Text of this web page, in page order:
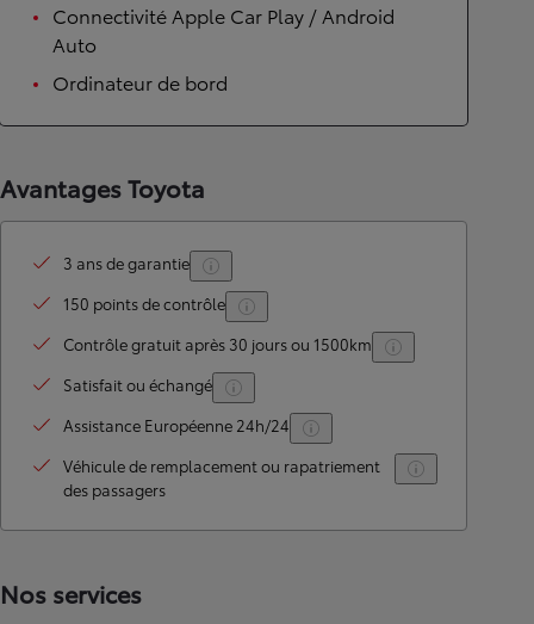
Connectivité Apple Car Play / Android
Auto
Ordinateur de bord
Avantages Toyota
3 ans de garantie
150 points de contrôle
Contrôle gratuit après 30 jours ou 1500km
Satisfait ou échangé
Assistance Européenne 24h/24
Véhicule de remplacement ou rapatriement
des passagers
Nos services